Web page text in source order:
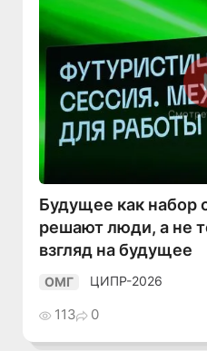
Будущее как набор
решают люди, а не
взгляд на будущее
ОМГ ЦИПР-2026
113 0